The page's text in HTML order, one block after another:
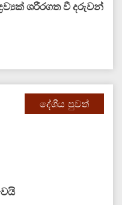
ශරීරගත වී දරුවන්
දේශීය පුවත්